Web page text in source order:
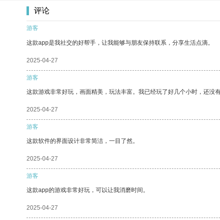
评论
游客
这款app是我社交的好帮手，让我能够与朋友保持联系，分享生活点滴。
2025-04-27
游客
这款游戏非常好玩，画面精美，玩法丰富。我已经玩了好几个小时，还没
2025-04-27
游客
这款软件的界面设计非常简洁，一目了然。
2025-04-27
游客
这款app的游戏非常好玩，可以让我消磨时间。
2025-04-27